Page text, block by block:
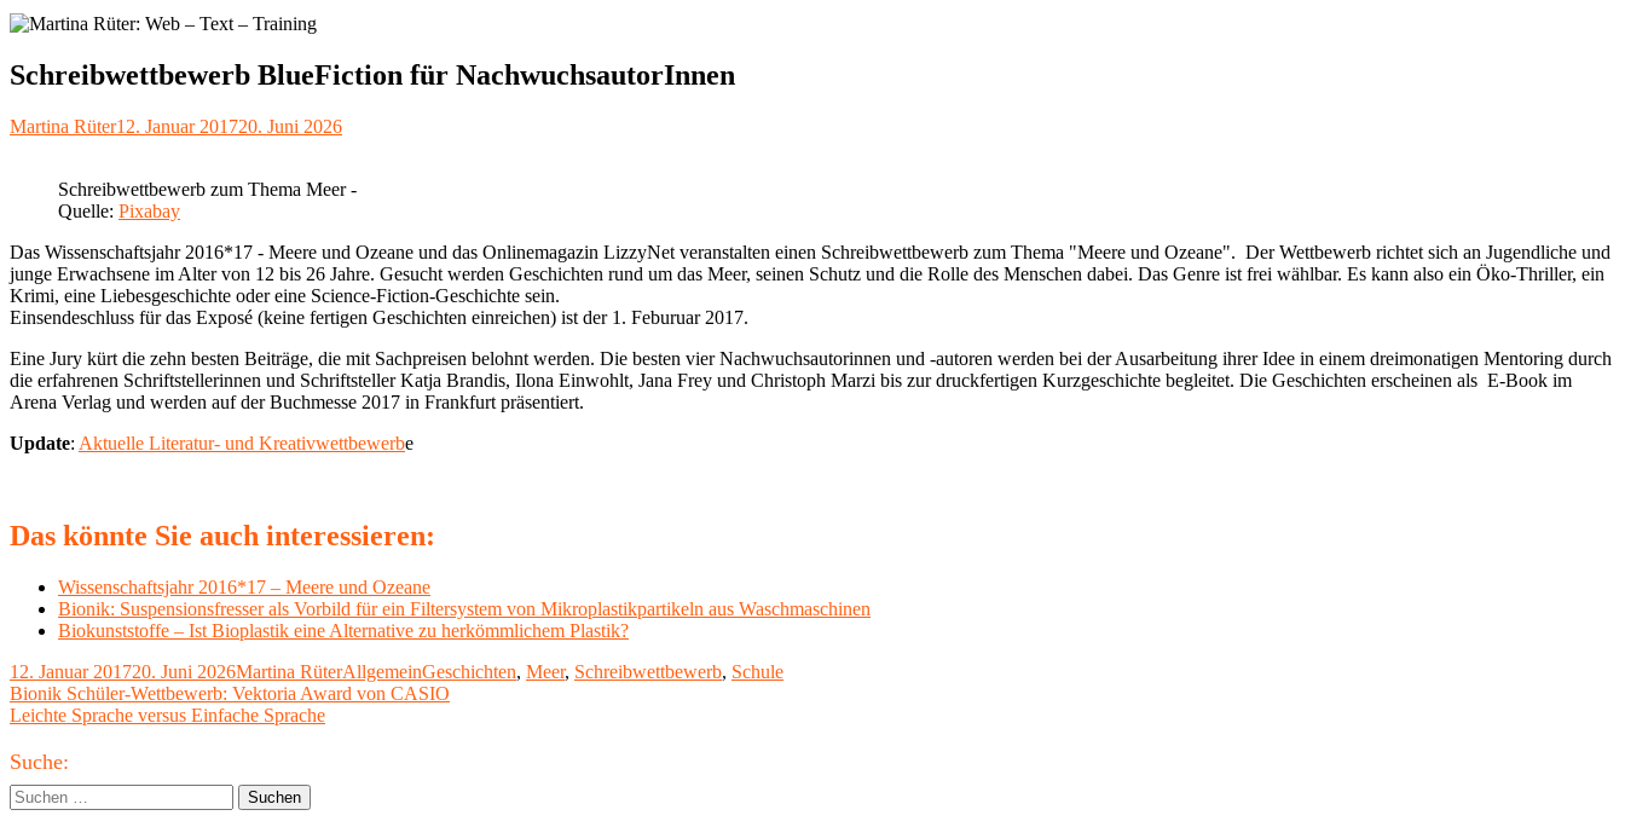
Schreibwettbewerb BlueFiction für NachwuchsautorInnen
Autor
Martina RüterVeröffentlicht
12. Januar 201720. Juni 2026
Schreibwettbewerb zum Thema Meer -
Quelle: Pixabay
Das Wissenschaftsjahr 2016*17 - Meere und Ozeane und das Onlinemagazin LizzyNet veranstalten einen Schreibwettbewerb zum Thema "Meere und Ozeane". Der Wettbewerb richtet sich an Jugendliche und
junge Erwachsene im Alter von 12 bis 26 Jahre. Gesucht werden Geschichten rund um das Meer, seinen Schutz und die Rolle des Menschen dabei. Das Genre ist frei wählbar. Es kann also ein Öko-Thriller, ein
Krimi, eine Liebesgeschichte oder eine Science-Fiction-Geschichte sein.
Einsendeschluss für das Exposé (keine fertigen Geschichten einreichen) ist der 1. Feburuar 2017.
Eine Jury kürt die zehn besten Beiträge, die mit Sachpreisen belohnt werden. Die besten vier Nachwuchsautorinnen und -autoren werden bei der Ausarbeitung ihrer Idee in einem dreimonatigen Mentoring durch
die erfahrenen Schriftstellerinnen und Schriftsteller Katja Brandis, Ilona Einwohlt, Jana Frey und Christoph Marzi bis zur druckfertigen Kurzgeschichte begleitet. Die Geschichten erscheinen als E-Book im
Arena Verlag und werden auf der Buchmesse 2017 in Frankfurt präsentiert.
Update: Aktuelle Literatur- und Kreativwettbewerbe
Das könnte Sie auch interessieren:
Wissenschaftsjahr 2016*17 – Meere und Ozeane
Bionik: Suspensionsfresser als Vorbild für ein Filtersystem von Mikroplastikpartikeln aus Waschmaschinen
Biokunststoffe – Ist Bioplastik eine Alternative zu herkömmlichem Plastik?
Veröffentlicht
am
12. Januar 201720. Juni 2026Autor
Martina RüterKategorien
AllgemeinSchlagwörter
Geschichten, Meer, Schreibwettbewerb, Schule
Beitragsnavigation
Vorheriger
Beitrag:
Bionik Schüler-Wettbewerb: Vektoria Award von CASIO
Nächster
Leichte Sprache versus Einfache Sprache
Haupt-
Seitenleiste
Suche:
Suchen
nach: